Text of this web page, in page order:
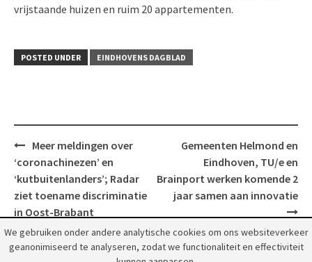
vrijstaande huizen en ruim 20 appartementen.
POSTED UNDER EINDHOVENS DAGBLAD
Post
navigation
Meer meldingen over
‘coronachinezen’ en
‘kutbuitenlanders’; Radar
ziet toename discriminatie
in Oost-Brabant
Gemeenten Helmond en
Eindhoven, TU/e en
Brainport werken komende 2
jaar samen aan innovatie
We gebruiken onder andere analytische cookies om ons websiteverkeer
geanonimiseerd te analyseren, zodat we functionaliteit en effectiviteit